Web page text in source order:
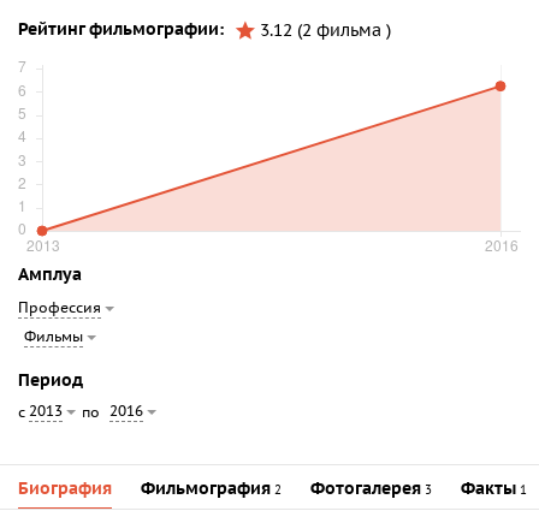
Рейтинг фильмографии: 3.12 (2 фильма )
Амплуа
Профессия
Фильмы
Период
с 2013 по 2016
Биография Фильмография 2 Фотогалерея 3 Факты 1